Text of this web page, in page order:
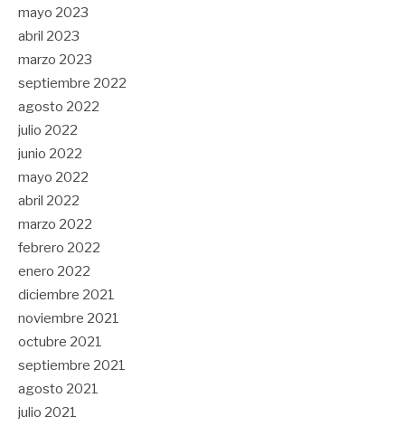
mayo 2023
abril 2023
marzo 2023
septiembre 2022
agosto 2022
julio 2022
junio 2022
mayo 2022
abril 2022
marzo 2022
febrero 2022
enero 2022
diciembre 2021
noviembre 2021
octubre 2021
septiembre 2021
agosto 2021
julio 2021